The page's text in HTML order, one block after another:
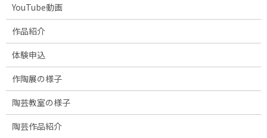
YouTube動画
作品紹介
体験申込
作陶展の様子
陶芸教室の様子
陶芸作品紹介